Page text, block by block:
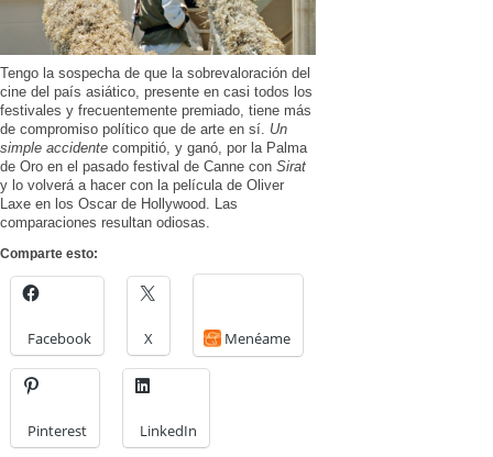
Tengo la sospecha de que la sobrevaloración del
cine del país asiático, presente en casi todos los
festivales y frecuentemente premiado, tiene más
de compromiso político que de arte en sí. Un
simple accidente compitió, y ganó, por la Palma
de Oro en el pasado festival de Canne con Sirat
y lo volverá a hacer con la película de Oliver
Laxe en los Oscar de Hollywood. Las
comparaciones resultan odiosas.
Comparte esto:
Facebook X Menéame
Pinterest LinkedIn